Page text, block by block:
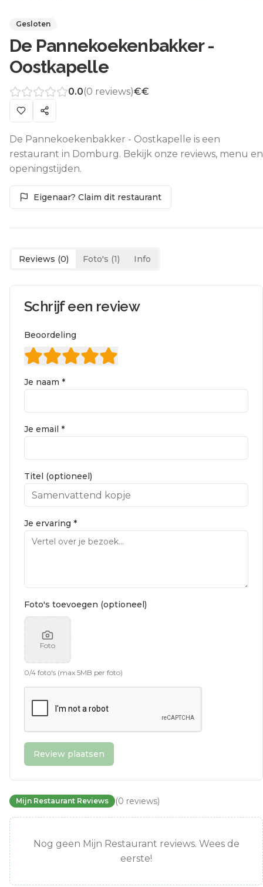
Gesloten
De Pannekoekenbakker -
Oostkapelle
0.0(0 reviews)€€
De Pannekoekenbakker - Oostkapelle is een
restaurant in Domburg. Bekijk onze reviews, menu en
openingstijden.
Eigenaar? Claim dit restaurant
Reviews (0) Foto's (1) Info
Schrijf een review
Beoordeling
Je naam *
Je email *
Titel (optioneel)
Je ervaring *
Foto's toevoegen (optioneel)
Foto
0/4 foto's (max 5MB per foto)
Review plaatsen
Mijn Restaurant Reviews (0 reviews)
Nog geen Mijn Restaurant reviews. Wees de
eerste!